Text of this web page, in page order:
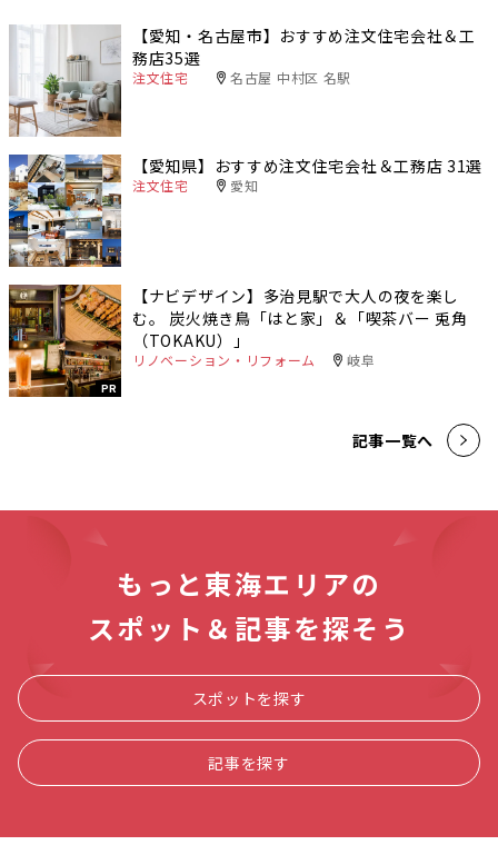
【愛知・名古屋市】おすすめ注文住宅会社＆工
務店35選
注文住宅 名古屋 中村区 名駅
【愛知県】おすすめ注文住宅会社＆工務店 31選
注文住宅 愛知
PR
【ナビデザイン】多治見駅で大人の夜を楽し
む。 炭火焼き鳥「はと家」＆「喫茶バー 兎角
（TOKAKU）」
リノベーション・リフォーム 岐阜
記事一覧へ
もっと東海エリアの
スポット＆記事を探そう
スポットを探す
記事を探す